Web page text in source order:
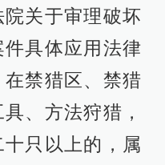
关于审理破坏
具体应用法律
禁猎区、禁猎
、方法狩猎，
只以上的，属